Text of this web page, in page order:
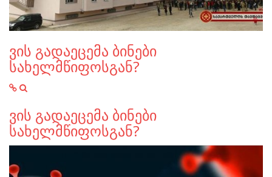
ვის გადაეცემა ბინები
სახელმწიფოსგან?
ვის გადაეცემა ბინები
სახელმწიფოსგან?